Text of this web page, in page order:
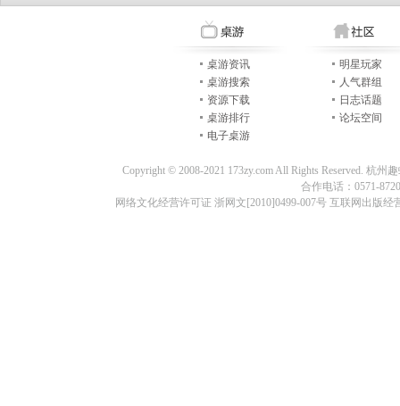
桌游资讯
桌游搜索
资源下载
桌游排行
电子桌游
明星玩家
人气群组
日志话题
论坛空间
Copyright © 2008-2021 173zy.com All Rights Reserved. 杭
合作电话：0571-
网络文化经营许可证 浙网文[2010]0499-007号 互联网出版